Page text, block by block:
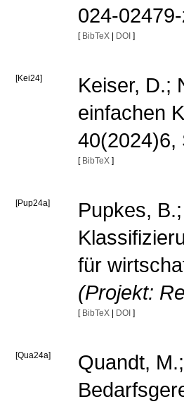
024-
[ BibTeX| DOI ]
[Kei24]
Keiser, D.;
einfachen
40(2024)6,
[ BibTeX ]
[Pup24a]
Pupkes,
für
(Projekt:
[ BibTeX| DOI ]
[Qua24a]
Quandt,